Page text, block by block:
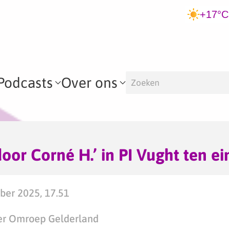
+17°C
Over ons
Corné H.’ in PI Vught ten
2025, 17.51
Omroep Gelderland